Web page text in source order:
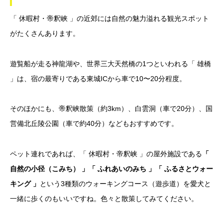
「 休暇村・帝釈峡 」の近郊には自然の魅力溢れる観光スポット
がたくさんあります。
遊覧船が走る神龍湖や、世界三大天然橋の1つといわれる「 雄橋
」は、宿の最寄りである東城ICから車で10〜20分程度。
そのほかにも、帝釈峡散策（約3km）、白雲洞（車で20分）、国
営備北丘陵公園（車で約40分）などもおすすめです。
ペット連れであれば、「 休暇村・帝釈峡 」の屋外施設である 「
自然の小径（こみち） 」「 ふれあいのみち 」「 ふるさとウォー
キング 」 という3種類のウォーキングコース（遊歩道）を愛犬と
一緒に歩くのもいいですね。色々と散策してみてください。